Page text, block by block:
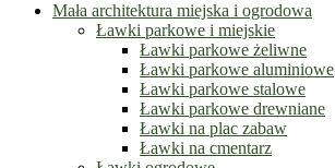
Mała architektura miejska i ogrodowa
Ławki parkowe i miejskie
Ławki parkowe żeliwne
Ławki parkowe aluminiowe
Ławki parkowe stalowe
Ławki parkowe drewniane
Ławki na plac zabaw
Ławki na cmentarz